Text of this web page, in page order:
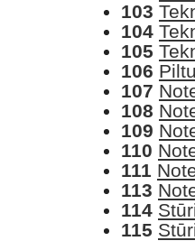
103
104
105
106
107
108
109
110
111
113
114
115